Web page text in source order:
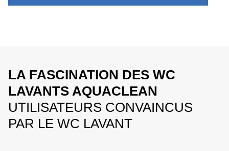
LA FASCINATION DES WC
LAVANTS AQUACLEAN
UTILISATEURS CONVAINCUS
PAR LE WC LAVANT